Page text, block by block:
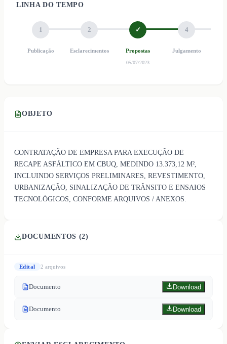
LINHA DO TEMPO
1
Publicação
2
Esclarecimentos
✓
Propostas
05/07/2023
4
Julgamento
OBJETO
CONTRATAÇÃO DE EMPRESA PARA EXECUÇÃO DE
RECAPE ASFÁLTICO EM CBUQ, MEDINDO 13.373,12 M²,
INCLUINDO SERVIÇOS PRELIMINARES, REVESTIMENTO,
URBANIZAÇÃO, SINALIZAÇÃO DE TRÂNSITO E ENSAIOS
TECNOLÓGICOS, CONFORME ARQUIVOS / ANEXOS.
DOCUMENTOS (2)
Edital 2 arquivos
Documento Download
Documento Download